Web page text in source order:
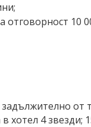
10
от
хотел 4 звезди;